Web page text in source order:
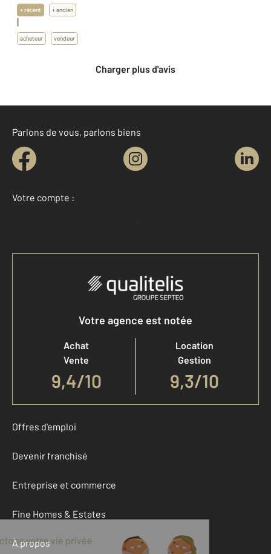
+ récent + ancien
|
acheteur vendeur
Charger plus d'avis
Parlons de vous, parlons biens
Votre compte :
Accéder à mon compte
Votre agence est notée
Achat
Vente
9,4/10
Location
Gestion
9,3/10
Offres d'emploi
Devenir franchisé
Entreprise et commerce
Fine Homes & Estates
À propos